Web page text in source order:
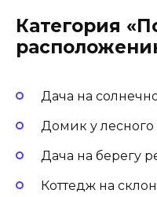
Категория
Дача на
Домик у лесного
Дача на берегу
Коттедж на